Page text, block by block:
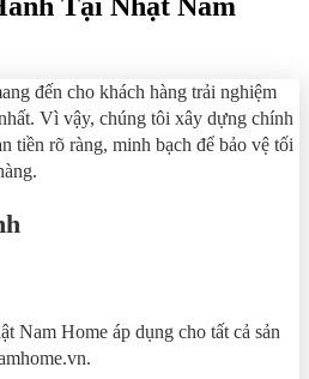
đến cho khách hàng trải nghiệm
Vì vậy, chúng tôi xây dựng chính
tiền rõ ràng, minh bạch để bảo vệ tối
Nam Home áp dụng cho tất cả sản